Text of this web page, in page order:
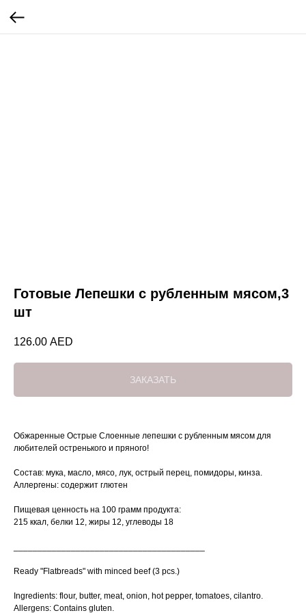
Готовые Лепешки с рубленным мясом,3
шт
126.00 AED
ЗАКАЗАТЬ
Обжаренные Острые Слоенные лепешки с рубленным мясом для
любителей остренького и пряного!
Состав: мука, масло, мясо, лук, острый перец, помидоры, кинза.
Аллергены: содержит глютен
Пищевая ценность на 100 грамм продукта:
215 ккал, белки 12, жиры 12, углеводы 18
Ready "Flatbreads" with minced beef (3 pcs.)
Ingredients: flour, butter, meat, onion, hot pepper, tomatoes, cilantro.
Allergens: Contains gluten.